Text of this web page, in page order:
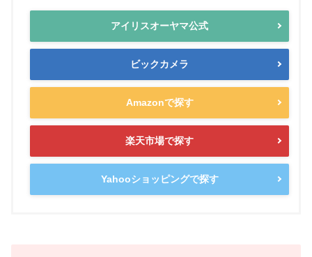
アイリスオーヤマ公式
ビックカメラ
Amazonで探す
楽天市場で探す
Yahooショッピングで探す